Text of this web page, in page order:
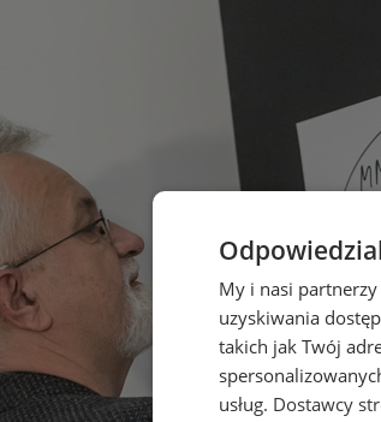
My i nasi
uzyskiwania
takich jak Twój
usług. Dostawcy